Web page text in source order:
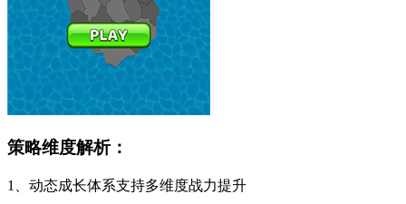
策略维度解析：
1、动态成长体系支持多维度战力提升